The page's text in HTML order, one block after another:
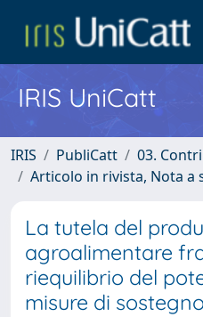
IRIS UniCatt
IRIS PubliCatt
03.
Articolo in rivista, Nota a
La tutela del
agroalimentare
riequilibrio del
misure di sostegno